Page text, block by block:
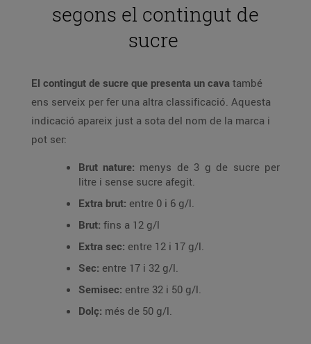
segons el contingut de
sucre
El contingut de sucre que presenta un cava també
ens serveix per fer una altra classificació. Aquesta
indicació apareix just a sota del nom de la marca i
pot ser:
Brut nature: menys de 3 g de sucre per
litre i sense sucre afegit.
Extra brut: entre 0 i 6 g/l.
Brut: fins a 12 g/l
Extra sec: entre 12 i 17 g/l.
Sec: entre 17 i 32 g/l.
Semisec: entre 32 i 50 g/l.
Dolç: més de 50 g/l.